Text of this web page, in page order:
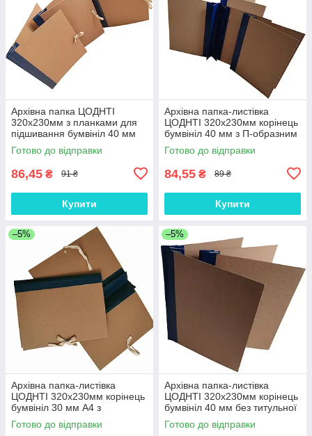
Архівна папка ЦОДНТІ
320х230мм з планками для
підшивання бумвініл 40 мм
на завязках без титульної
сторінки А4
Готово до відправки
86,45 ₴ 91 ₴
Купити
Архівна папка-листівка
ЦОДНТІ 320х230мм корінець
бумвініл 40 мм з П-образним
клапаном для підшивання
документів
Готово до відправки
84,55 ₴ 89 ₴
Купити
–5%
Архівна папка-листівка
ЦОДНТІ 320х230мм корінець
бумвініл 30 мм А4 з
подвійним клапаном для
підшивання на завязках
Готово до відправки
–5%
Архівна папка-листівка
ЦОДНТІ 320х230мм корінець
бумвініл 40 мм без титульної
сторінки формат А4
Готово до відправки